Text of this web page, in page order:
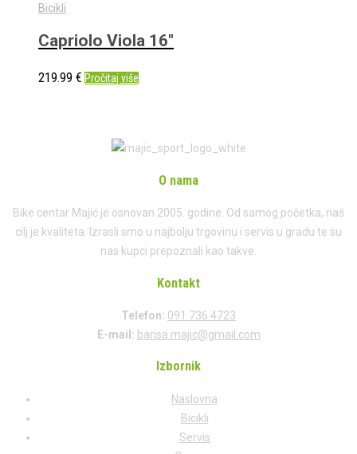
Bicikli
Capriolo Viola 16″
219.99 € Pročitaj više
O nama
Bike centar Majić je osnovan 2005. godine. Od samog početka, naš
cilj je kvaliteta. Izrasli smo u najbolju trgovinu i servis u gradu te su
nas kupci prepoznali kao takve.
Kontakt
Telefon: 091 736 4723
E-mail: barisa.majic@gmail.com
Izbornik
Naslovna
Bicikli
Servis